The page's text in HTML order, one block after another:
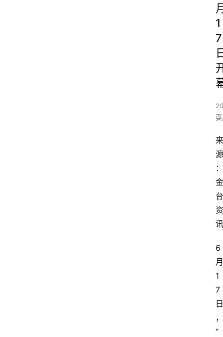
1
7
来
源
：
金
台
资
讯
6
月
1
7
日
，
“